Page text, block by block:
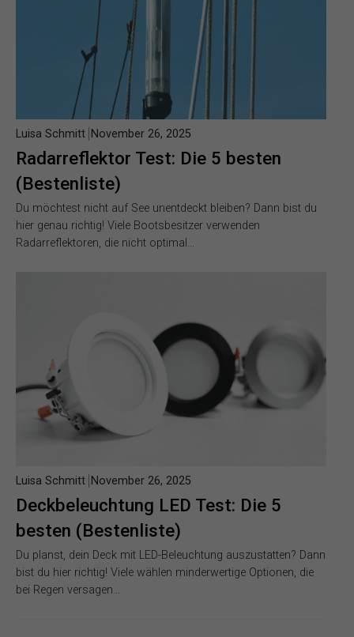
Radarreflektor Test: Die 5 besten
(Bestenliste)
Luisa Schmitt November 26, 2025
Du möchtest nicht auf See unentdeckt bleiben? Dann bist du
hier genau richtig! Viele Bootsbesitzer verwenden
Radarreflektoren, die nicht optimal…
Deckbeleuchtung LED Test: Die 5
besten (Bestenliste)
Luisa Schmitt November 26, 2025
Du planst, dein Deck mit LED-Beleuchtung auszustatten? Dann
bist du hier richtig! Viele wählen minderwertige Optionen, die
bei Regen versagen…